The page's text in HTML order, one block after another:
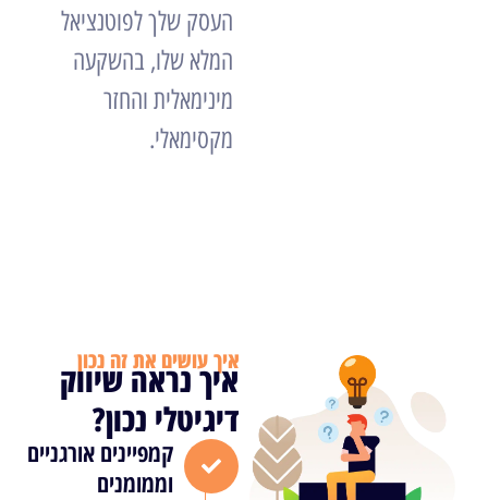
העסק שלך לפוטנציאל
המלא שלו, בהשקעה
מינימאלית והחזר
מקסימאלי.
איך עושים את זה נכון
איך נראה שיווק
דיגיטלי נכון?
קמפיינים אורגניים
וממומנים